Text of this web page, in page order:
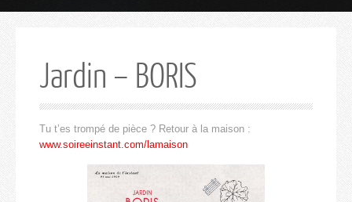
Jardin – BORIS
Tu t’es trompé de pièce ? Retour à la maison :
www.soireeinstant.com/lamaison